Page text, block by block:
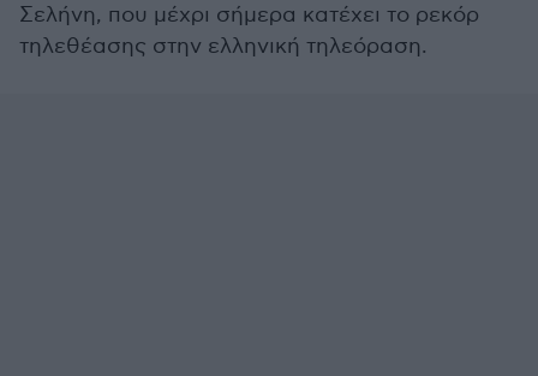
Σελήνη, που μέχρι σήμερα κατέχει το ρεκόρ
τηλεθέασης στην ελληνική τηλεόραση.